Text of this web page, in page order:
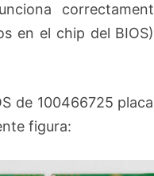
en el chip del
de 100466725
figura: